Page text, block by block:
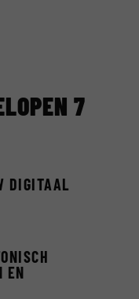
7
DIGITAAL
EN